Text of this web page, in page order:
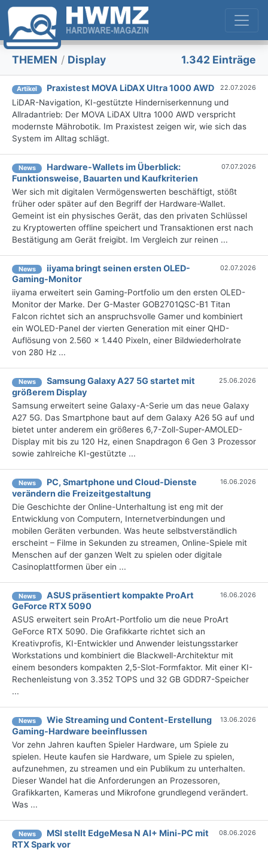
THEMEN / Display 1.342 Einträge
Artikel Praxistest MOVA LiDAX Ultra 1000 AWD 22.07.2026
LiDAR-Navigation, KI-gestützte Hinderniserkennung und
Allradantrieb: Der MOVA LiDAX Ultra 1000 AWD verspricht
modernste Mährobotik. Im Praxistest zeigen wir, wie sich das
System im Alltag schlägt.
News
Hardware-Wallets im Überblick:
Funktionsweise, Bauarten und Kaufkriterien
07.07.2026
Wer sich mit digitalen Vermögenswerten beschäftigt, stößt
früher oder später auf den Begriff der Hardware-Wallet.
Gemeint ist ein physisches Gerät, das den privaten Schlüssel
zu Kryptowerten offline speichert und Transaktionen erst nach
Bestätigung am Gerät freigibt. Im Vergleich zur reinen ...
News
iiyama bringt seinen ersten OLED-
Gaming-Monitor
02.07.2026
iiyama erweitert sein Gaming-Portfolio um den ersten OLED-
Monitor der Marke. Der G-Master GOB2701QSC-B1 Titan
Falcon richtet sich an anspruchsvolle Gamer und kombiniert
ein WOLED-Panel der vierten Generation mit einer QHD-
Auflösung von 2.560 × 1.440 Pixeln, einer Bildwiederholrate
von 280 Hz ...
News
Samsung Galaxy A27 5G startet mit
größerem Display
25.06.2026
Samsung erweitert seine Galaxy-A-Serie um das neue Galaxy
A27 5G. Das Smartphone baut auf dem Galaxy A26 5G auf und
bietet unter anderem ein größeres 6,7-Zoll-Super-AMOLED-
Display mit bis zu 120 Hz, einen Snapdragon 6 Gen 3 Prozessor
sowie zahlreiche KI-gestützte ...
News
PC, Smartphone und Cloud-Dienste
verändern die Freizeitgestaltung
16.06.2026
Die Geschichte der Online-Unterhaltung ist eng mit der
Entwicklung von Computern, Internetverbindungen und
mobilen Geräten verbunden. Was heute selbstverständlich
erscheint – Filme in Sekunden zu streamen, Online-Spiele mit
Menschen auf der ganzen Welt zu spielen oder digitale
Casinoplattformen über ein ...
News
ASUS präsentiert kompakte ProArt
GeForce RTX 5090
16.06.2026
ASUS erweitert sein ProArt-Portfolio um die neue ProArt
GeForce RTX 5090. Die Grafikkarte richtet sich an
Kreativprofis, KI-Entwickler und Anwender leistungsstarker
Workstations und kombiniert die Blackwell-Architektur mit
einem besonders kompakten 2,5-Slot-Formfaktor. Mit einer KI-
Rechenleistung von 3.352 TOPS und 32 GB GDDR7-Speicher
...
News
Wie Streaming und Content-Erstellung
Gaming-Hardware beeinflussen
13.06.2026
Vor zehn Jahren kauften Spieler Hardware, um Spiele zu
spielen. Heute kaufen sie Hardware, um Spiele zu spielen,
aufzunehmen, zu streamen und ein Publikum zu unterhalten.
Dieser Wandel hat die Anforderungen an Prozessoren,
Grafikkarten, Kameras und Mikrofone grundlegend verändert.
Was ...
News
MSI stellt EdgeMesa N AI+ Mini-PC mit
RTX Spark vor
08.06.2026